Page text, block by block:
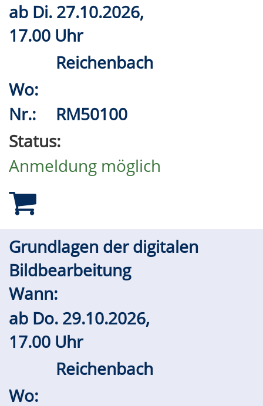
ab Di. 27.10.2026,
17.00 Uhr
Reichenbach
Wo:
Nr.:
RM50100
Status:
Anmeldung möglich
Grundlagen der digitalen
Bildbearbeitung
Wann:
ab Do. 29.10.2026,
17.00 Uhr
Reichenbach
Wo: